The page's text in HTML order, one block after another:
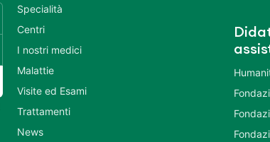
Specialità
Centri
I nostri medici
Malattie
Visite ed Esami
Trattamenti
News